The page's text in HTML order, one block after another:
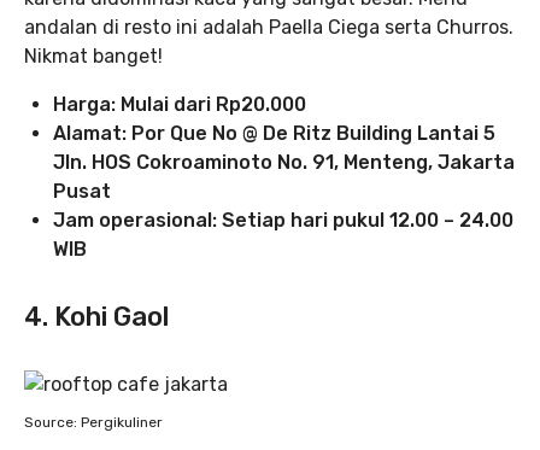
andalan di resto ini adalah Paella Ciega serta Churros.
Nikmat banget!
Harga: Mulai dari Rp20.000
Alamat: Por Que No @ De Ritz Building Lantai 5
Jln. HOS Cokroaminoto No. 91, Menteng, Jakarta
Pusat
Jam operasional: Setiap hari pukul 12.00 – 24.00
WIB
4. Kohi Gaol
Source: Pergikuliner